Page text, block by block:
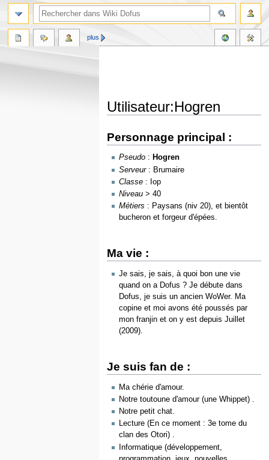
Utilisateur:Hogren
à
navigation
à
recherche
Personnage principal :
Pseudo : Hogren
Serveur: Brumaire
Classe : Iop
Niveau > 40
Métiers : Paysans (niv 20), et bientôt
bucheron et forgeur d'épées.
Ma vie :
Je sais, je sais, à quoi bon une vie
quand on a Dofus ? Je débute dans
Dofus, je suis un ancien WoWer. Ma
copine et moi avons été poussés par
mon franjin et on y est depuis Juillet
(2009).
Je suis fan de :
Ma chérie d'amour.
Notre toutoune d'amour (une Whippet) .
Notre petit chat.
Lecture (En ce moment : 3e tome du
clan des Otori) .
Informatique (développement,
plus